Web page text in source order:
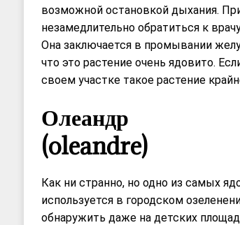
возможной остановкой дыхания.
незамедлительно обратиться к
Она заключается в промывании
что это растение очень ядовито.
своем участке такое растение
Олеандр
(oleandre)
Как ни странно, но одно из самых
используется в городском
обнаружить даже на детских